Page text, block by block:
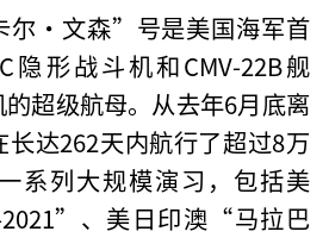
尔·文森”号是美国海军首
隐形战斗机和CMV-22B舰
超级航母。从去年6月底离
达262天内航行了超过8万
系列大规模演习，包括美
、美日印澳“马拉巴